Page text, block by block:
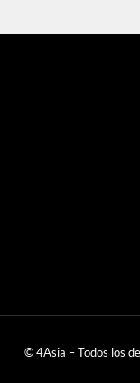
© 4Asia – Todos los